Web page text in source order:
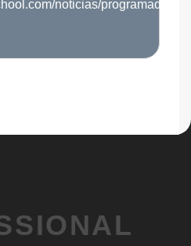
noticias/programador-